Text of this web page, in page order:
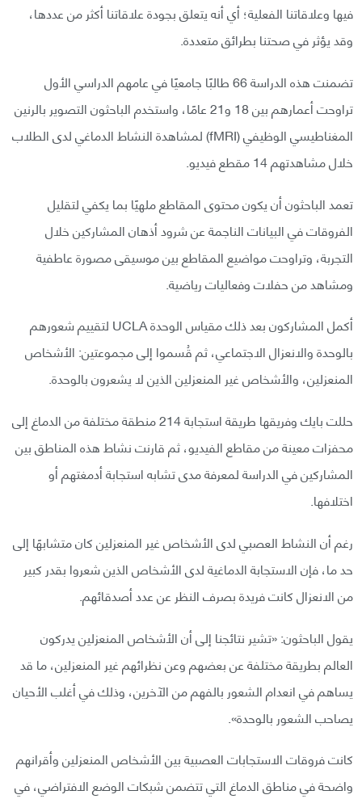
فيها وعلاقاتنا الفعلية؛ أي أنه يتعلق بجودة علاقاتنا أكثر من عددها،
وقد يؤثر في صحتنا بطرائق متعددة.
تضمنت هذه الدراسة 66 طالبًا جامعيًا في عامهم الدراسي الأول
تراوحت أعمارهم بين 18 و21 عامًا، واستخدم الباحثون التصوير بالرنين
المغناطيسي الوظيفي (fMRI) لمشاهدة النشاط الدماغي لدى الطلاب
خلال مشاهدتهم 14 مقطع فيديو.
تعمد الباحثون أن يكون محتوى المقاطع ملهيًا بما يكفي لتقليل
الفروقات في البيانات الناجمة عن شرود أذهان المشاركين خلال
التجربة، وتراوحت مواضيع المقاطع بين موسيقى مصورة عاطفية
ومشاهد من حفلات وفعاليات رياضية.
أكمل المشاركون بعد ذلك مقياس الوحدة UCLA لتقييم شعورهم
بالوحدة والانعزال الاجتماعي، ثم قُسموا إلى مجموعتين: الأشخاص
المنعزلين، والأشخاص غير المنعزلين الذين لا يشعرون بالوحدة.
حللت بايك وفريقها طريقة استجابة 214 منطقة مختلفة من الدماغ إلى
محفزات معينة من مقاطع الفيديو، ثم قارنت نشاط هذه المناطق بين
المشاركين في الدراسة لمعرفة مدى تشابه استجابة أدمغتهم أو
اختلافها.
رغم أن النشاط العصبي لدى الأشخاص غير المنعزلين كان متشابهًا إلى
حد ما، فإن الاستجابة الدماغية لدى الأشخاص الذين شعروا بقدر كبير
من الانعزال كانت فريدة بصرف النظر عن عدد أصدقائهم.
يقول الباحثون: «تشير نتائجنا إلى أن الأشخاص المنعزلين يدركون
العالم بطريقة مختلفة عن بعضهم وعن نظرائهم غير المنعزلين، ما قد
يساهم في انعدام الشعور بالفهم من الآخرين، وذلك في أغلب الأحيان
يصاحب الشعور بالوحدة».
كانت فروقات الاستجابات العصبية بين الأشخاص المنعزلين وأقرانهم
واضحة في مناطق الدماغ التي تتضمن شبكات الوضع الافتراضي، في